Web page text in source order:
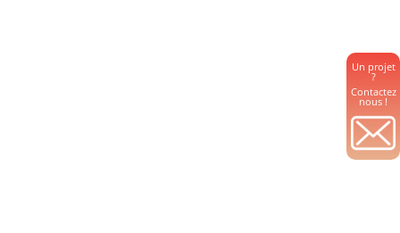
Un projet
?
Contactez
nous !